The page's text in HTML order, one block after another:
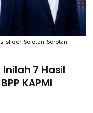
slider Sorotan Sorotan
7 Hasil
KAPMI